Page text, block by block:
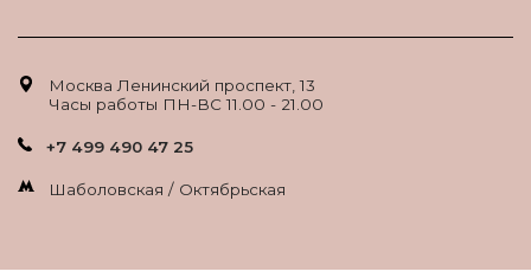
Москва Ленинский проспект, 13
Часы работы ПН-ВС 11.00 - 21.00
+7 499 490 47 25
Шаболовская / Октябрьская